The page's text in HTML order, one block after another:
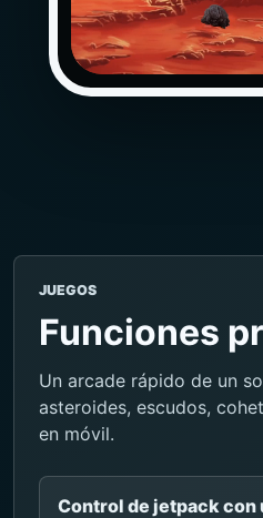
JUEGOS
Funciones
Un arcade rápido de un
asteroides, escudos,
en móvil.
Control de jetpack con